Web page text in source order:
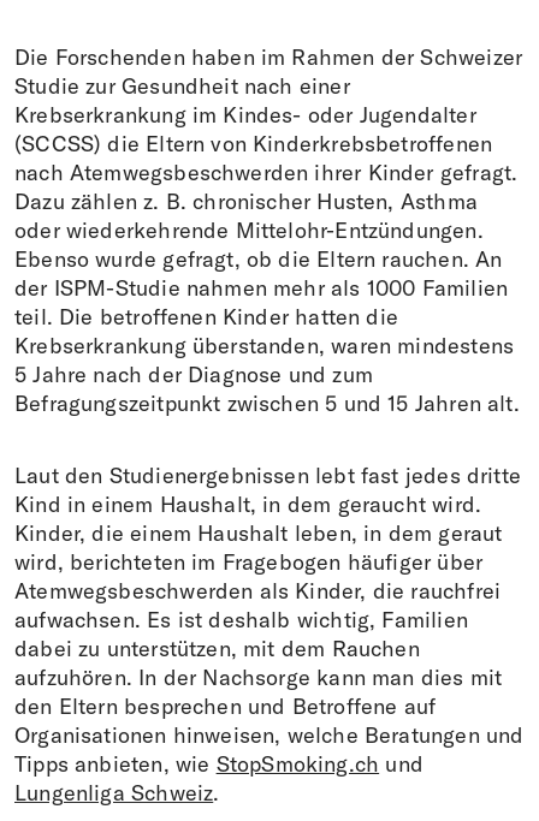
Die Forschenden haben im Rahmen der Schweizer
Studie zur Gesundheit nach einer
Krebserkrankung im Kindes- oder Jugendalter
(SCCSS) die Eltern von Kinderkrebsbetroffenen
nach Atemwegsbeschwerden ihrer Kinder gefragt.
Dazu zählen z. B. chronischer Husten, Asthma
oder wiederkehrende Mittelohr-Entzündungen.
Ebenso wurde gefragt, ob die Eltern rauchen. An
der ISPM-Studie nahmen mehr als 1000 Familien
teil. Die betroffenen Kinder hatten die
Krebserkrankung überstanden, waren mindestens
5 Jahre nach der Diagnose und zum
Befragungszeitpunkt zwischen 5 und 15 Jahren alt.
Laut den Studienergebnissen lebt fast jedes dritte
Kind in einem Haushalt, in dem geraucht wird.
Kinder, die einem Haushalt leben, in dem geraut
wird, berichteten im Fragebogen häufiger über
Atemwegsbeschwerden als Kinder, die rauchfrei
aufwachsen. Es ist deshalb wichtig, Familien
dabei zu unterstützen, mit dem Rauchen
aufzuhören. In der Nachsorge kann man dies mit
den Eltern besprechen und Betroffene auf
Organisationen hinweisen, welche Beratungen und
Tipps anbieten, wie StopSmoking.ch und
Lungenliga Schweiz.